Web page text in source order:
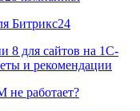
Битрикс24
8 для сайтов на 1С-
и рекомендации
не работает?